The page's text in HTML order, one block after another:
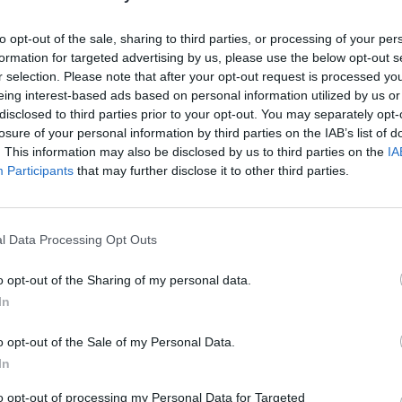
opt-out of the sale, sharing to third parties, or processing of your
for targeted advertising by us, please use the below opt-out
selection. Please note that after your opt-out request is processed
interest-based ads based on personal information utilized by us
to third parties prior to your opt-out. You may separately
of your personal information by third parties on the IAB’s list of
This information may also be disclosed by us to third parties on the
Participants that may further disclose it to other third parties.
Data Processing Opt Outs
opt-out of the Sharing of my personal data.
opt-out of the Sale of my Personal Data.
opt-out of processing my Personal Data for Targeted
Nell'incontro è stata sollevata
di rafforzare ulteriormente le procedure
e gestione dei medicinali ad alto rischio
nuovi episodi analoghi.
Roma, furto di fentanyl
all'Ospedale israelitico. Il
e sui social impazzano gli